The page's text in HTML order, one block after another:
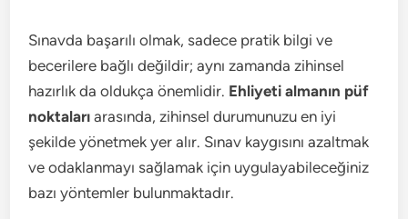
Sınavda başarılı olmak, sadece pratik bilgi ve
becerilere bağlı değildir; aynı zamanda zihinsel
hazırlık da oldukça önemlidir. Ehliyeti almanın püf
noktaları arasında, zihinsel durumunuzu en iyi
şekilde yönetmek yer alır. Sınav kaygısını azaltmak
ve odaklanmayı sağlamak için uygulayabileceğiniz
bazı yöntemler bulunmaktadır.